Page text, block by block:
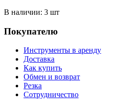
В наличии: 3 шт
Покупателю
Инструменты в аренду
Доставка
Как купить
Обмен и возврат
Резка
Сотрудничество